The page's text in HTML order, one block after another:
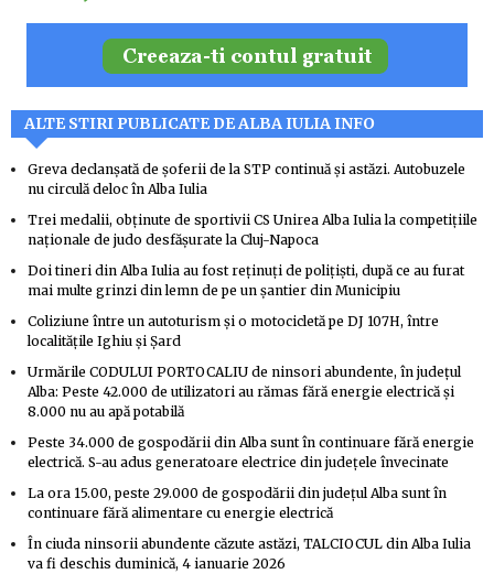
ALTE STIRI PUBLICATE DE ALBA IULIA INFO
Greva declanșată de șoferii de la STP continuă și astăzi. Autobuzele
nu circulă deloc în Alba Iulia
Trei medalii, obținute de sportivii CS Unirea Alba Iulia la competițiile
naționale de judo desfășurate la Cluj-Napoca
Doi tineri din Alba Iulia au fost reținuți de polițiști, după ce au furat
mai multe grinzi din lemn de pe un șantier din Municipiu
Coliziune între un autoturism și o motocicletă pe DJ 107H, între
localitățile Ighiu și Șard
Urmările CODULUI PORTOCALIU de ninsori abundente, în județul
Alba: Peste 42.000 de utilizatori au rămas fără energie electrică și
8.000 nu au apă potabilă
Peste 34.000 de gospodării din Alba sunt în continuare fără energie
electrică. S-au adus generatoare electrice din județele învecinate
La ora 15.00, peste 29.000 de gospodării din județul Alba sunt în
continuare fără alimentare cu energie electrică
În ciuda ninsorii abundente căzute astăzi, TALCIOCUL din Alba Iulia
va fi deschis duminică, 4 ianuarie 2026